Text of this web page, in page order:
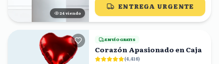
24 viendo
ENTREGA URGENTE
ENVÍO GRATIS
Corazón Apasionado en Caja
(4,416)